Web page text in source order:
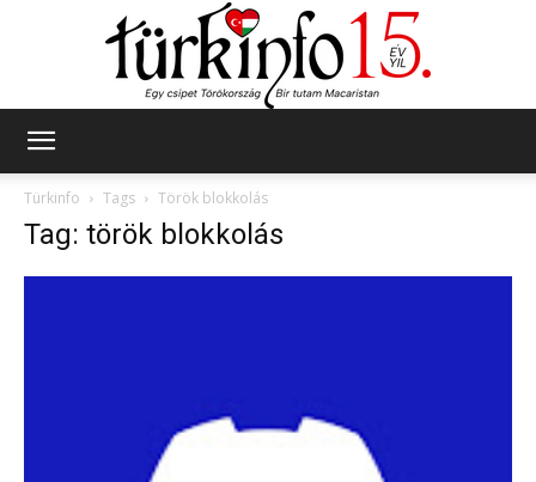
Türkinfo
Tags Török blokkolás
Tag: török blokkolás